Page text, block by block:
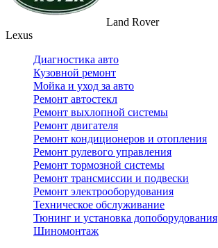
Land Rover
Lexus
Диагностика авто
Кузовной ремонт
Мойка и уход за авто
Ремонт автостекл
Ремонт выхлопной системы
Ремонт двигателя
Ремонт кондиционеров и отопления
Ремонт рулевого управления
Ремонт тормозной системы
Ремонт трансмиссии и подвески
Ремонт электрооборудования
Техническое обслуживание
Тюнинг и установка допоборудования
Шиномонтаж